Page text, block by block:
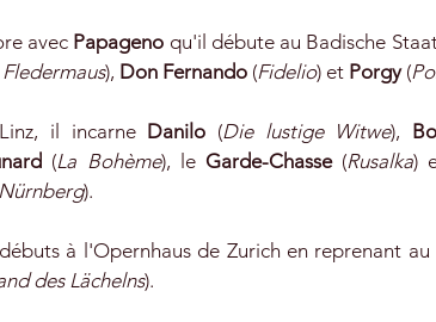
avec Papageno qu'il débute au Badische
), Don Fernando (Fidelio) et Porgy (
il incarne Danilo (Die lustige Witwe),
(La Bohème), le Garde-Chasse (Rusalka)
).
à l'Opernhaus de Zurich en reprenant
des Lächelns).